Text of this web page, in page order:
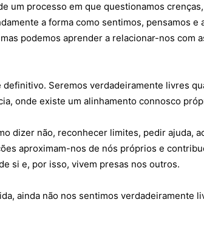
PENSADORES
PELO
DOS LEITORES
POR AÍ
editorial Sobre o Jornal Contactos Ficha
um processo em que questionamos
a forma como sentimos, pensamos e
podemos aprender a relacionar-nos com
Seremos verdadeiramente livres
onde existe um alinhamento connosco
dizer não, reconhecer limites, pedir ajuda,
aproximam-nos de nós próprios e
si e, por isso, vivem presas nos outros.
ainda não nos sentimos verdadeiramente